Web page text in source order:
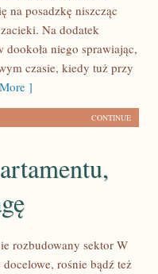
na posadzkę niszcząc
Na dodatek
niego sprawiając,
czasie, kiedy tuż przy
]
CONTINUE
rozbudowany sektor W
rośnie bądź też